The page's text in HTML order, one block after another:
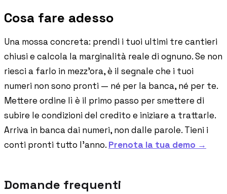
Cosa fare adesso
Una mossa concreta: prendi i tuoi ultimi tre cantieri
chiusi e calcola la marginalità reale di ognuno. Se non
riesci a farlo in mezz'ora, è il segnale che i tuoi
numeri non sono pronti — né per la banca, né per te.
Mettere ordine lì è il primo passo per smettere di
subire le condizioni del credito e iniziare a trattarle.
Arriva in banca dai numeri, non dalle parole. Tieni i
conti pronti tutto l'anno. Prenota la tua demo →
Domande frequenti